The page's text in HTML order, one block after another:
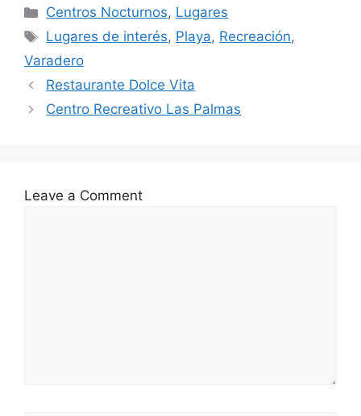
Categories
Centros Nocturnos, Lugares
Tags
Lugares de interés, Playa, Recreación,
Varadero
Restaurante Dolce Vita
Centro Recreativo Las Palmas
Leave a Comment